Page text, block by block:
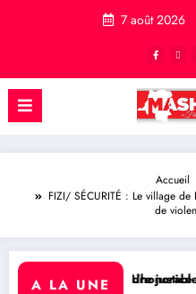
7 août 2026
Accueil
FIZI/ SÉCURITÉ : Le village
de
A LA UNE
aux victimes des conflits en
Namazihana Bachoke